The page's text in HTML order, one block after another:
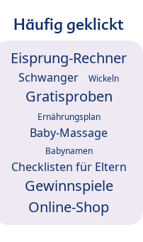
Häufig geklickt
Eisprung-Rechner
Schwanger Wickeln
Gratisproben
Ernährungsplan
Baby-Massage
Babynamen
Checklisten für Eltern
Gewinnspiele
Online-Shop